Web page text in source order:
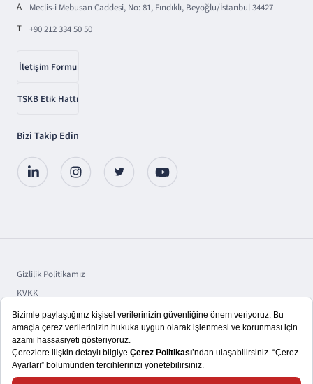
A
Meclis-i Mebusan Caddesi, No: 81, Fındıklı, Beyoğlu/İstanbul 34427
T
+90 212 334 50 50
İletişim Formu
TSKB Etik Hattı
Bizi Takip Edin
Gizlilik Politikamız
KVKK
Sorumluluk
Bilgi Toplumu Hizmetleri